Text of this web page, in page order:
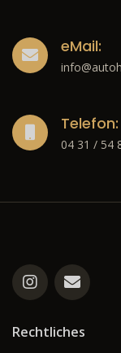
eMail:
Telefon:
04 31 / 54
Rechtliches